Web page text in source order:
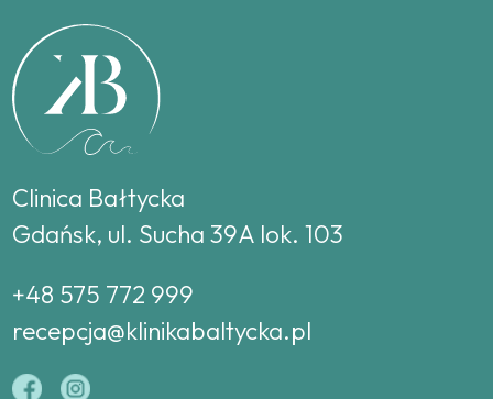
Clinica Bałtycka
Gdańsk, ul. Sucha 39A lok. 103
+48 575 772 999
recepcja@klinikabaltycka.pl